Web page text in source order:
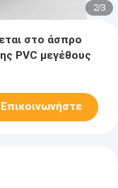
2/3
στο άσπρο
PVC μεγέθους
Επικοινωνήστε